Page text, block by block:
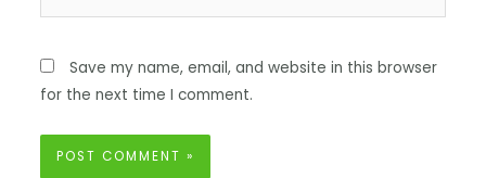
Save my name, email, and website in this browser
for the next time I comment.